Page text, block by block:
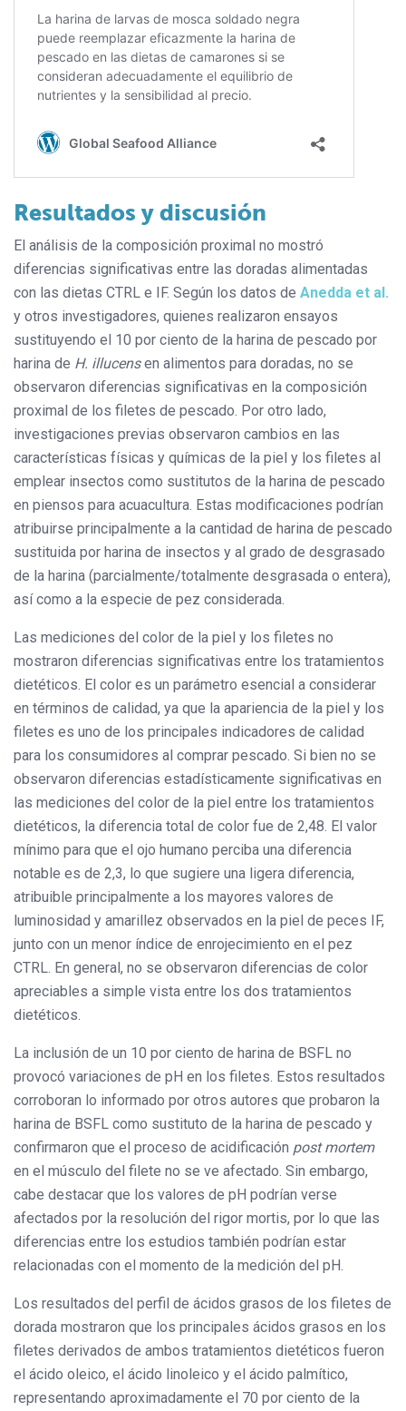
Resultados y discusión
El análisis de la composición proximal no mostró
diferencias significativas entre las doradas alimentadas
con las dietas CTRL e IF. Según los datos de Anedda et al.
y otros investigadores, quienes realizaron ensayos
sustituyendo el 10 por ciento de la harina de pescado por
harina de H. illucensen alimentos para doradas, no se
observaron diferencias significativas en la composición
proximal de los filetes de pescado. Por otro lado,
investigaciones previas observaron cambios en las
características físicas y químicas de la piel y los filetes al
emplear insectos como sustitutos de la harina de pescado
en piensos para acuacultura. Estas modificaciones podrían
atribuirse principalmente a la cantidad de harina de pescado
sustituida por harina de insectos y al grado de desgrasado
de la harina (parcialmente/totalmente desgrasada o entera),
así como a la especie de pez considerada.
Las mediciones del color de la piel y los filetes no
mostraron diferencias significativas entre los tratamientos
dietéticos. El color es un parámetro esencial a considerar
en términos de calidad, ya que la apariencia de la piel y los
filetes es uno de los principales indicadores de calidad
para los consumidores al comprar pescado. Si bien no se
observaron diferencias estadísticamente significativas en
las mediciones del color de la piel entre los tratamientos
dietéticos, la diferencia total de color fue de 2,48. El valor
mínimo para que el ojo humano perciba una diferencia
notable es de 2,3, lo que sugiere una ligera diferencia,
atribuible principalmente a los mayores valores de
luminosidad y amarillez observados en la piel de peces IF,
junto con un menor índice de enrojecimiento en el pez
CTRL. En general, no se observaron diferencias de color
apreciables a simple vista entre los dos tratamientos
dietéticos.
La inclusión de un 10 por ciento de harina de BSFL no
provocó variaciones de pH en los filetes. Estos resultados
corroboran lo informado por otros autores que probaron la
harina de BSFL como sustituto de la harina de pescado y
confirmaron que el proceso de acidificación post mortem
en el músculo del filete no se ve afectado. Sin embargo,
cabe destacar que los valores de pH podrían verse
afectados por la resolución del rigor mortis, por lo que las
diferencias entre los estudios también podrían estar
relacionadas con el momento de la medición del pH.
Los resultados del perfil de ácidos grasos de los filetes de
dorada mostraron que los principales ácidos grasos en los
filetes derivados de ambos tratamientos dietéticos fueron
el ácido oleico, el ácido linoleico y el ácido palmítico,
representando aproximadamente el 70 por ciento de la